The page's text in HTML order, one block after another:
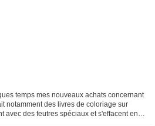
temps mes nouveaux achats concernant
notamment des livres de coloriage sur
avec des feutres spéciaux et s'effacent en